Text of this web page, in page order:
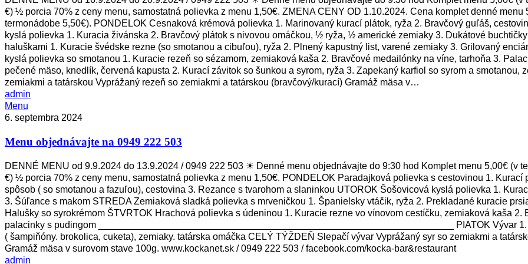
€) ½ porcia 70% z ceny menu, samostatná polievka z menu 1,50€. ZMENA CENY OD 1.10.2024. Cena komplet denné
termonádobe 5,50€). PONDELOK Cesnaková krémová polievka 1. Marinovaný kurací plátok, ryža 2. Bravčový guľáš,
kyslá polievka 1. Kuracia živánska 2. Bravčový plátok s nivovou omáčkou, ½ ryža, ½ americké zemiaky 3. Dukátové
haluškami 1. Kuracie švédske rezne (so smotanou a cibuľou), ryža 2. Plnený kapustný list, varené zemiaky 3. Grilovaný
kyslá polievka so smotanou 1. Kuracie rezeň so sézamom, zemiaková kaša 2. Bravčové medailónky na víne, tarhoňa 3.
pečené mäso, knedlík, červená kapusta 2. Kurací závitok so šunkou a syrom, ryža 3. Zapekaný karfiol so syrom a
zemiakmi a tatárskou Vyprážaný rezeň so zemiakmi a tatárskou (bravčový/kurací) Gramáž mäsa v…
admin
Menu
objednávajte
0949
503
Menu
6. septembra 2024
Menu objednávajte na 0949 222 503
DENNÉ MENU od 9.9.2024 do 13.9.2024 / 0949 222 503 ☀ Denné menu objednávajte do 9:30 hod Komplet menu 5,00€ (v
€) ½ porcia 70% z ceny menu, samostatná polievka z menu 1,50€. PONDELOK Paradajková polievka s cestovinou 1.
spôsob ( so smotanou a fazuľou), cestovina 3. Rezance s tvarohom a slaninkou UTOROK Šošovicová kyslá polievka 1.
3. Šúľance s makom STREDA Zemiaková sladká polievka s mrveničkou 1. Španielsky vtáčik, ryža 2. Prekladané kuracie
Halušky so syrokrémom ŠTVRTOK Hrachová polievka s údeninou 1. Kuracie rezne vo vínovom cestíčku, zemiaková kaša
palacinky s pudingom ___________________________________________________________________ PIATOK Vývar
( šampiňóny. brokolica, cuketa), zemiaky. tatárska omáčka CELÝ TÝŽDEŇ Slepačí vývar Vyprážaný syr so zemiakmi a
Gramáž mäsa v surovom stave 100g. www.kockanet.sk / 0949 222 503 / facebook.com/kocka-bar&restaurant
admin